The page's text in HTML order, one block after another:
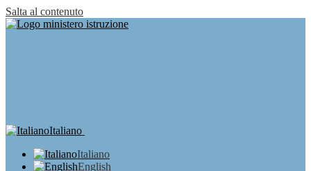
Salta al contenuto
Italiano
Italiano
English